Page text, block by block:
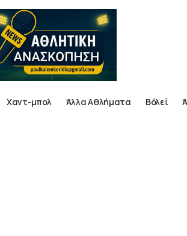
Χαντ-μπολ Άλλα Αθλήματα Βόλεϊ